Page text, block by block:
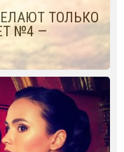
ТОЛЬКО
№4 —